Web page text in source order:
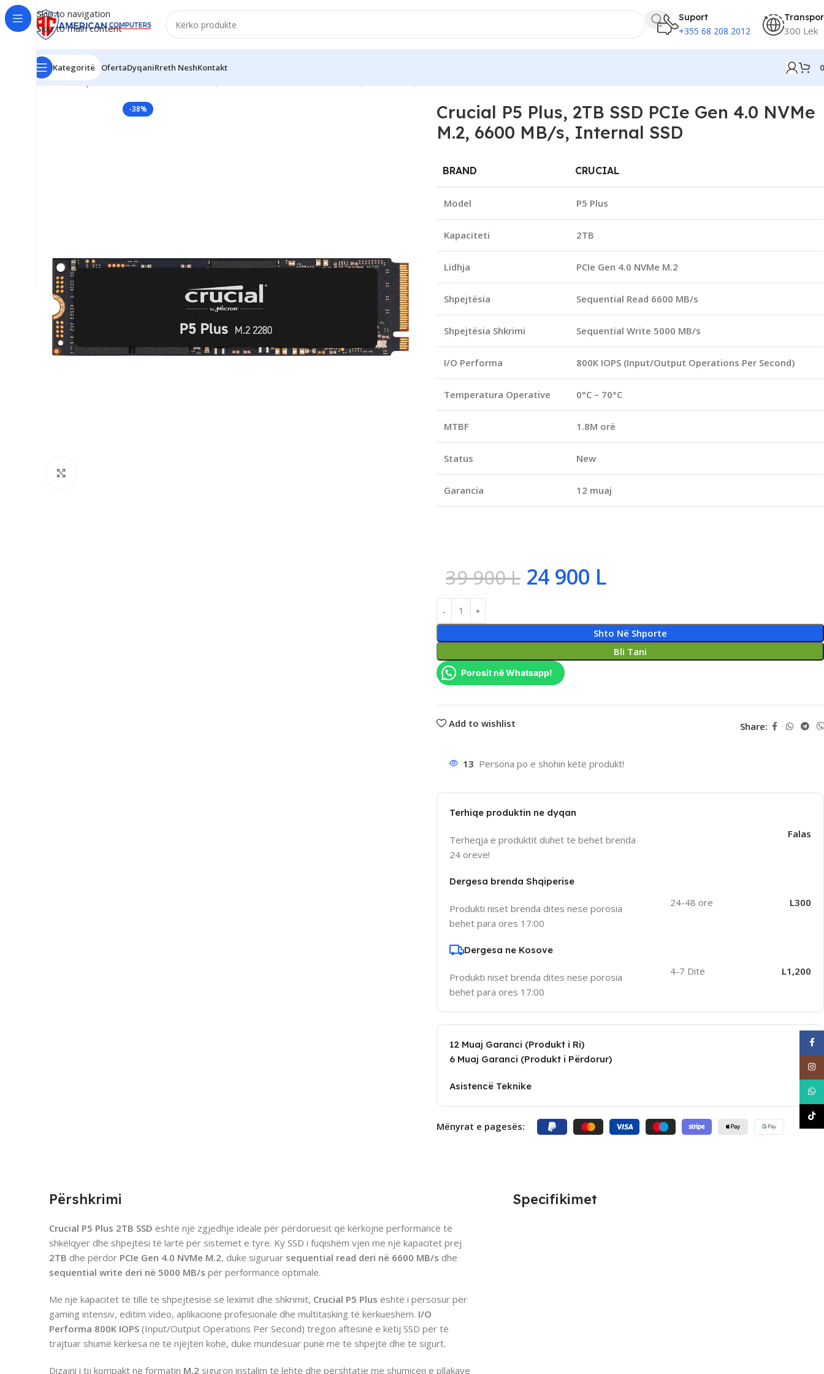
Skip to navigation
Skip to main content
Suport
+355 68 208 2012 300 Lek
Kategoritë OfertaDyqaniRreth NeshKontakt
Kreu Komponent PC
-38%
Crucial P5 Plus, 2TB SSD PCIe Gen 4.0 NVMe
M.2, 6600 MB/s, Internal SSD
BRAND CRUCIAL
Model P5 Plus
Kapaciteti 2TB
Lidhja PCIe Gen 4.0 NVMe M.2
Shpejtësia Sequential Read 6600 MB/s
Shpejtësia Shkrimi Sequential Write 5000 MB/s
I/O Performa 800K IOPS (Input/Output Operations Per Second)
Temperatura Operative 0°C – 70°C
MTBF 1.8M orë
Status New
Garancia 12 muaj
39 900L 24 900 L
Shto Në Shporte
Bli Tani
Porosit në Whatsapp!
Add to wishlist Share:
13 Persona po e shohin këtë produkt!
Terhiqe produktin ne dyqan
Terheqja e produktit duhet te behet brenda
24 oreve!
Falas
Dergesa brenda Shqiperise
Produkti niset brenda dites nese porosia
behet para ores 17:00
24-48 ore L300
Dergesa ne Kosove
Produkti niset brenda dites nese porosia
behet para ores 17:00
4-7 Ditë L1,200
12 Muaj Garanci (Produkt i Ri)
6 Muaj Garanci (Produkt i Përdorur)
Asistencë Teknike
Mënyrat e pagesës:
Përshkrimi
Crucial P5 Plus 2TB SSD është një zgjedhje ideale për përdoruesit që kërkojnë performancë të
shkëlqyer dhe shpejtësi të lartë për sistemet e tyre. Ky SSD i fuqishëm vjen me një kapacitet prej
2TB dhe përdor PCIe Gen 4.0 NVMe M.2, duke siguruar sequential read deri në 6600 MB/s dhe
sequential write deri në 5000 MB/s për performancë optimale.
Me një kapacitet të tillë të shpejtësisë së leximit dhe shkrimit, Crucial P5 Plus është i përsosur për
gaming intensiv, editim video, aplikacione profesionale dhe multitasking të kërkueshëm. I/O
Performa 800K IOPS (Input/Output Operations Per Second) tregon aftësinë e këtij SSD për të
trajtuar shumë kërkesa në të njëjtën kohë, duke mundësuar punë më të shpejtë dhe të sigurt.
Dizajni i tij kompakt në formatin M.2 siguron instalim të lehtë dhe përshtatje me shumicën e pllakave
Specifikimet